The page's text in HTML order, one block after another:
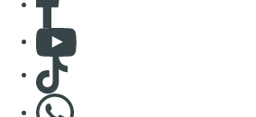
Contact
Mentions légales
Politique de cookies (UE)
Gérer les cookies